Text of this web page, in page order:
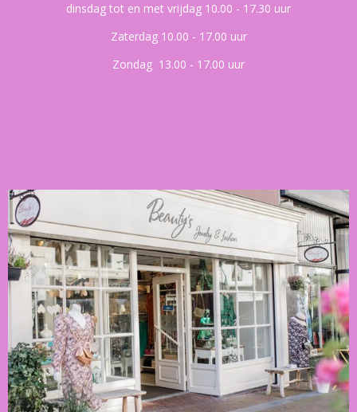
dinsdag tot en met vrijdag 10.00 - 17.30 uur
Zaterdag 10.00 - 17.00 uur
Zondag 13.00 - 17.00 uur